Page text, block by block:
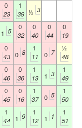
0
23
1
39 ½ 3
1 5
0
32
0
40
0
44
0
19
0
43 0 8
1
11
0 7
½
48
0
46
0
36
1
13
1 3
1
49
0
45
0
16
1
37
0 5
1
50
1
44 1 9
1
12
1 1
1
51